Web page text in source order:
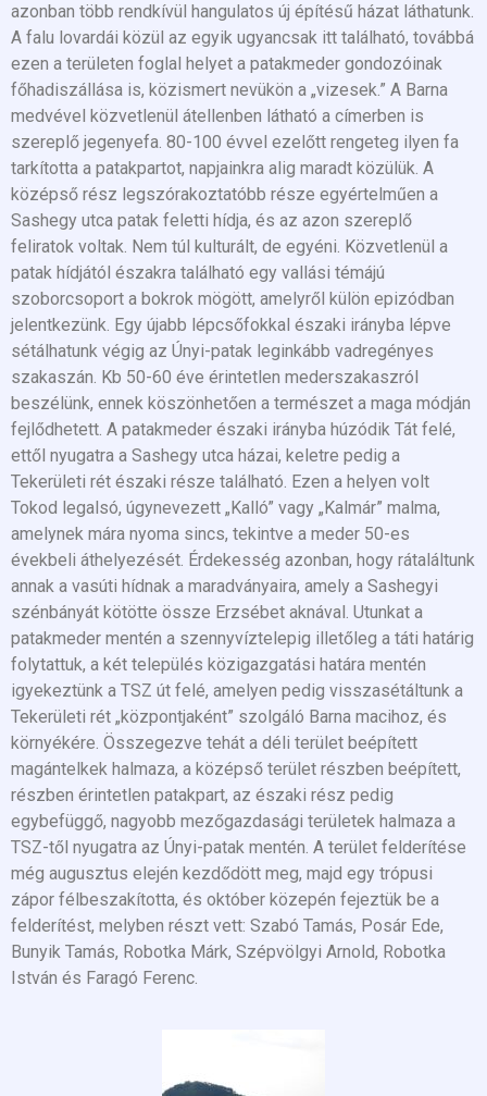
azonban több rendkívül hangulatos új építésű házat láthatunk.
A falu lovardái közül az egyik ugyancsak itt található, továbbá
ezen a területen foglal helyet a patakmeder gondozóinak
főhadiszállása is, közismert nevükön a „vizesek.” A Barna
medvével közvetlenül átellenben látható a címerben is
szereplő jegenyefa. 80-100 évvel ezelőtt rengeteg ilyen fa
tarkította a patakpartot, napjainkra alig maradt közülük. A
középső rész legszórakoztatóbb része egyértelműen a
Sashegy utca patak feletti hídja, és az azon szereplő
feliratok voltak. Nem túl kulturált, de egyéni. Közvetlenül a
patak hídjától északra található egy vallási témájú
szoborcsoport a bokrok mögött, amelyről külön epizódban
jelentkezünk. Egy újabb lépcsőfokkal északi irányba lépve
sétálhatunk végig az Únyi-patak leginkább vadregényes
szakaszán. Kb 50-60 éve érintetlen mederszakaszról
beszélünk, ennek köszönhetően a természet a maga módján
fejlődhetett. A patakmeder északi irányba húzódik Tát felé,
ettől nyugatra a Sashegy utca házai, keletre pedig a
Tekerületi rét északi része található. Ezen a helyen volt
Tokod legalsó, úgynevezett „Kalló” vagy „Kalmár” malma,
amelynek mára nyoma sincs, tekintve a meder 50-es
évekbeli áthelyezését. Érdekesség azonban, hogy rátaláltunk
annak a vasúti hídnak a maradványaira, amely a Sashegyi
szénbányát kötötte össze Erzsébet aknával. Utunkat a
patakmeder mentén a szennyvíztelepig illetőleg a táti határig
folytattuk, a két település közigazgatási határa mentén
igyekeztünk a TSZ út felé, amelyen pedig visszasétáltunk a
Tekerületi rét „központjaként” szolgáló Barna macihoz, és
környékére. Összegezve tehát a déli terület beépített
magántelkek halmaza, a középső terület részben beépített,
részben érintetlen patakpart, az északi rész pedig
egybefüggő, nagyobb mezőgazdasági területek halmaza a
TSZ-től nyugatra az Únyi-patak mentén. A terület felderítése
még augusztus elején kezdődött meg, majd egy trópusi
zápor félbeszakította, és október közepén fejeztük be a
felderítést, melyben részt vett: Szabó Tamás, Posár Ede,
Bunyik Tamás, Robotka Márk, Szépvölgyi Arnold, Robotka
István és Faragó Ferenc.